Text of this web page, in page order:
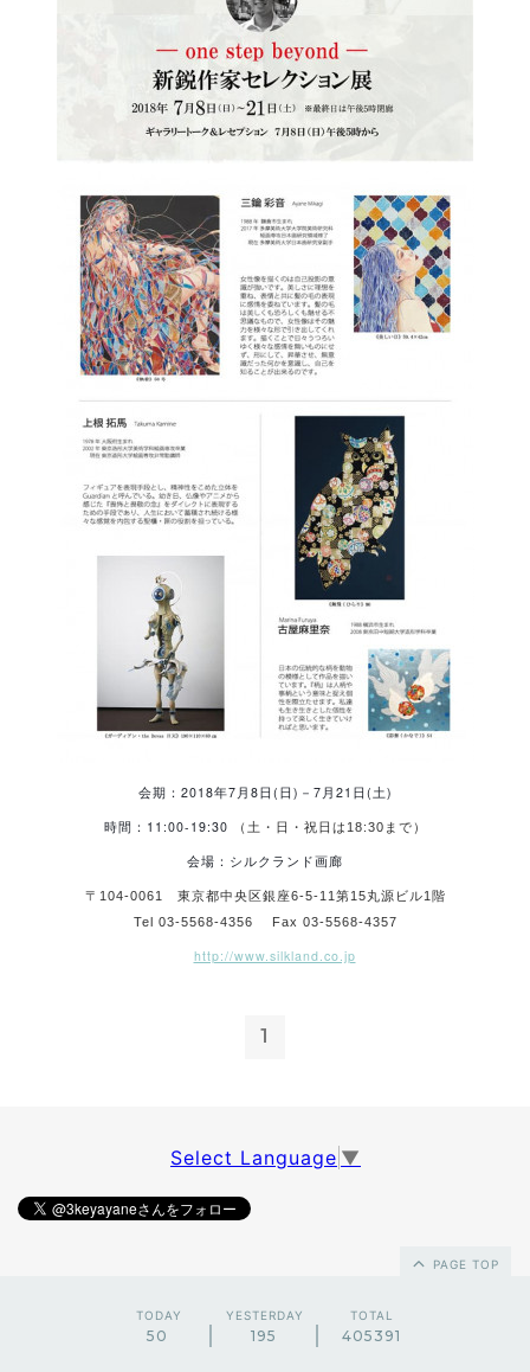
会期：2018年7月8日(日)－7月21日(土)
時間：11:00-19:30 （土・日・祝日は18:30まで）
会場：シルクランド画廊
〒104-0061 東京都中央区銀座6-5-11第15丸源ビル1階
Tel 03-5568-4356 Fax 03-5568-4357
http://www.silkland.co.jp
1
Select Language ▼
PAGE TOP
TODAY
50
YESTERDAY
195
TOTAL
405391